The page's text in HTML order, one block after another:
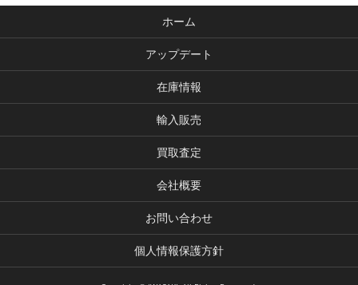
ホーム
アップデート
在庫情報
輸入販売
買取査定
会社概要
お問い合わせ
個人情報保護方針